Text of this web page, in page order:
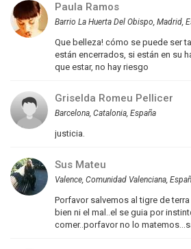
Paula Ramos
Barrio La Huerta Del Obispo, Madrid,
Que belleza! cómo se puede ser
están encerrados, si están en su
que estar, no hay riesgo
Griselda Romeu Pellicer
Barcelona, Catalonia, España
justicia.
Sus Mateu
Valence, Comunidad Valenciana,
Porfavor salvemos al tigre de terra
bien ni el mal..el se guia por
comer..porfavor no lo